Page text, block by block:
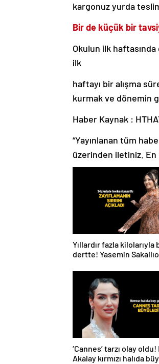
kargonuz yurda
Bir de küçük bir
Okulun ilk
ilk
haftayı bir alışma
kurmak ve dönemin
Haber Kaynak :
“Yayınlanan tüm
üzerinden iletiniz. En
Yıllardır fazla kilolarıyla
dertte! Yasemin
‘Cannes’ tarzı olay
Akalay kırmızı halıda